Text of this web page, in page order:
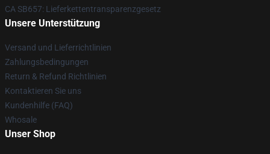
CA SB657: Lieferkettentransparenzgesetz
Unsere Unterstützung
Versand und Lieferrichtlinien
Zahlungsbedingungen
Return & Refund Richtlinien
Kontaktieren Sie uns
Kundenhilfe (FAQ)
Whosale
Unser Shop